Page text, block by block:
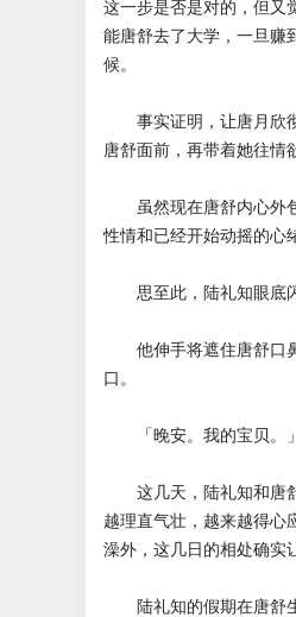
这一步是否是对的，但又
能唐舒去了大学，一旦赚
候。
事实证明，让唐月欣彻
唐舒面前，再带着她往情
虽然现在唐舒内心外包
性情和已经开始动摇的心
思至此，陆礼知眼底闪
他伸手将遮住唐舒口鼻
口。
「晚安。我的宝贝。」
这几天，陆礼知和唐舒
越理直气壮，越来越得心
澡外，这几日的相处确实
陆礼知的假期在唐舒生